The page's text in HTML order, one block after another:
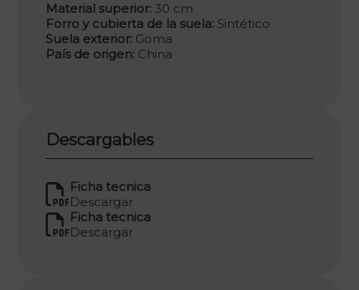
Material superior: 30 cm
Forro y cubierta de la suela: Sintético
Suela exterior: Goma
País de origen: China
Descargables
Ficha tecnica
Descargar
Ficha tecnica
Descargar